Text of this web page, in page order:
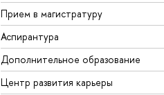
Прием в магистратуру
Аспирантура
Дополнительное образование
Центр развития карьеры